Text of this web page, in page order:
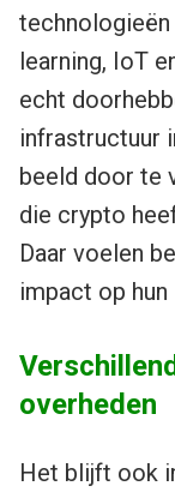
technologieën
learning, IoT
echt
infrastructuur
beeld door te
die crypto
Daar voelen
impact op hun
overheden
Het blijft ook